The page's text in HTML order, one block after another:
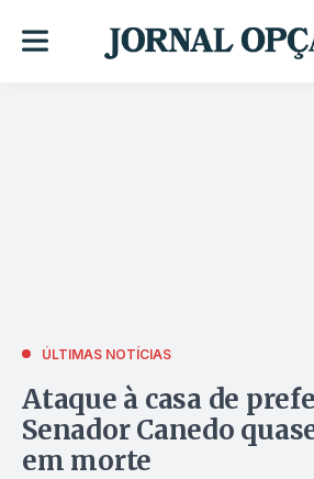
ÚLTIMAS NOTÍCIAS
Ataque à casa de
Senador Canedo
em morte